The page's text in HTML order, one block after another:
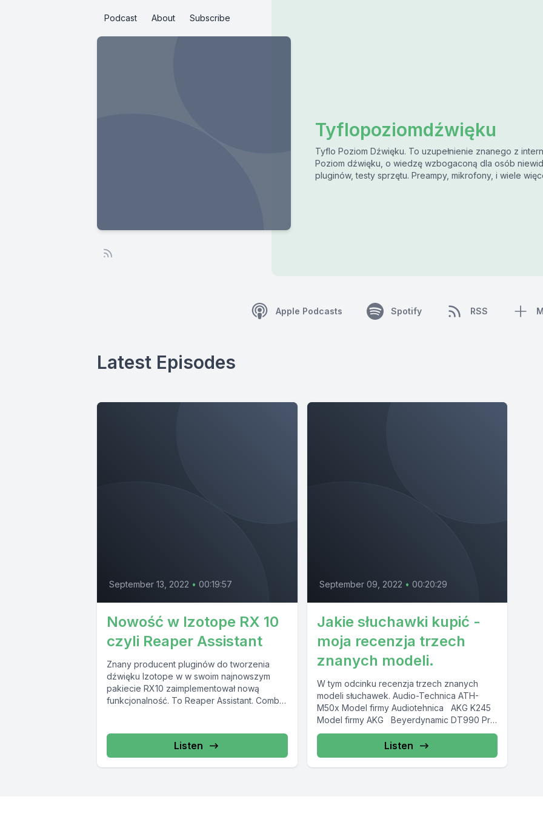
Podcast About Subscribe
Tyflopoziomdźwięku
Tyflo Poziom Dźwięku. To uzupełnienie znanego z
Poziom dźwięku, o wiedzę wzbogaconą dla osób
pluginów, testy sprzętu. Preampy, mikrofony, i wiele
Apple Podcasts Spotify RSS
Latest Episodes
September 13, 2022 • 00:19:57
Nowość w Izotope RX 10
czyli Reaper Assistant
Znany producent pluginów do tworzenia
dźwięku Izotope w w swoim najnowszym
pakiecie RX10 zaimplementował nową
funkcjonalność. To Reaper Assistant. Combo,
Listen
September 09, 2022 • 00:20:29
Jakie słuchawki kupić -
moja recenzja trzech
znanych modeli.
W tym odcinku recenzja trzech znanych
modeli słuchawek. Audio-Technica ATH-
M50x Model firmy Audiotehnica AKG K245
Model firmy AKG Beyerdynamic DT990 Pro
Model firmy Beyer...
Listen